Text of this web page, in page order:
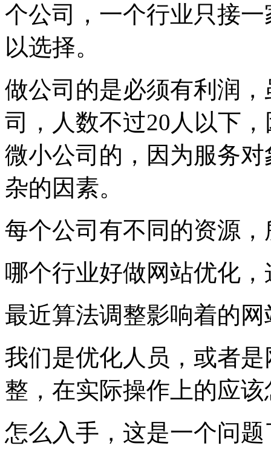
个公司，一个行业只接
以选择。
做公司的是必须有利润
司，人数不过20人以下
微小公司的，因为服务
杂的因素。
每个公司有不同的资源
哪个行业好做网站优化
最近算法调整影响着的
我们是优化人员，或者
整，在实际操作上的应
怎么入手，这是一个问题